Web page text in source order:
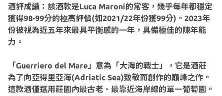
酒評成績：該酒款是Luca Maroni的常客，幾乎每年都穩定
獲得98-99分的極高評價(如2021/22年份獲99分)。2023年
份被視為近五年來最具平衡感的一年，具備極佳的陳年能
力。
「Guerriero del Mare」意為「大海的戰士」，它是酒莊
為了向亞得里亞海(Adriatic Sea)致敬而創作的巔峰之作。
這款酒僅選用莊園內最古老、最靠近海岸線的單一葡萄園。